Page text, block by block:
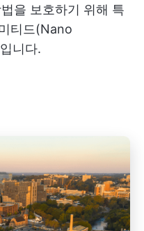
을 보호하기 위해 특
티드(Nano
니다.